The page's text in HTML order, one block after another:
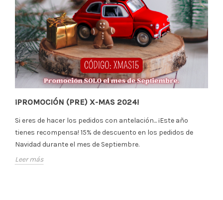
¡PROMOCIÓN (PRE) X-MAS 2024!
Si eres de hacer los pedidos con antelación... ¡Este año
tienes recompensa! 15% de descuento en los pedidos de
Navidad durante el mes de Septiembre.
Leer más